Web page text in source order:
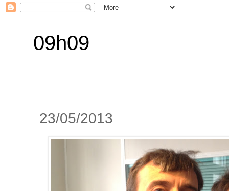
09h09
23/05/2013